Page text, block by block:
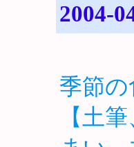
2004-
季節
【土